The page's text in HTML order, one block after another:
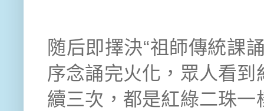
随后即擇決“祖師傳統課
序念誦完火化，眾人看
續三次，都是紅綠二珠